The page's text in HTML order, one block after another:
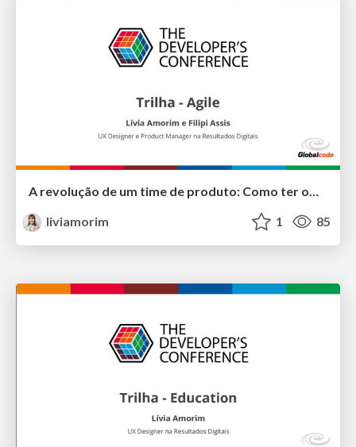
A revolução de um time de produto: Como ter ownership e arrumar a casa
liviamorim
1 85